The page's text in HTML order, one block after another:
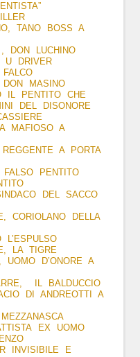
TANO BOSS A
DON LUCHINO
U DRIVER
DON MASINO
IL PENTITO CHE
DEL DISONORE
MAFIOSO A
A PORTA
FALSO PENTITO
DEL SACCO
CORIOLANO DELLA
L’ESPULSO
LA TIGRE
UOMO D’ONORE A
IL BALDUCCIO
DI ANDREOTTI A
EX UOMO
INVISIBILE E